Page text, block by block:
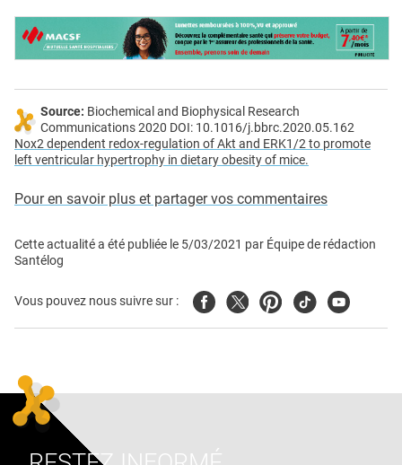
Source: Biochemical and Biophysical Research
Communications 2020 DOI: 10.1016/j.bbrc.2020.05.162
Nox2 dependent redox-regulation of Akt and ERK1/2 to promote
left ventricular hypertrophy in dietary obesity of mice.
Pour en savoir plus et partager vos commentaires
Cette actualité a été publiée le 5/03/2021 par Équipe de rédaction
Santélog
Vous pouvez nous suivre sur : FacebookTwitterPinterest
TiktokYoutube